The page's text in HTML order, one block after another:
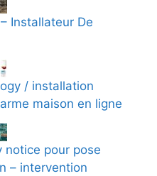
Installateur De
/ installation
maison en ligne
notice pour pose
– intervention